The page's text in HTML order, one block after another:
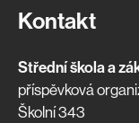
Kontakt
Střední škola a
příspěvková
Školní 343